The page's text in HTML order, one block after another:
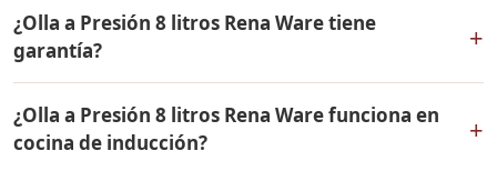
y facilidades de pago en cuotas desde el 10% de inicial.
Ware a Venecia, Antioquia y a todo Colombia. El pago es
contra entrega.
¿Olla a Presión 8 litros Rena Ware tiene
garantía?
+
por vida contra defectos de fabricación. Todos los
productos Rena Ware están fabricados en acero
¿Olla a Presión 8 litros Rena Ware funciona en
cocina de inducción?
+